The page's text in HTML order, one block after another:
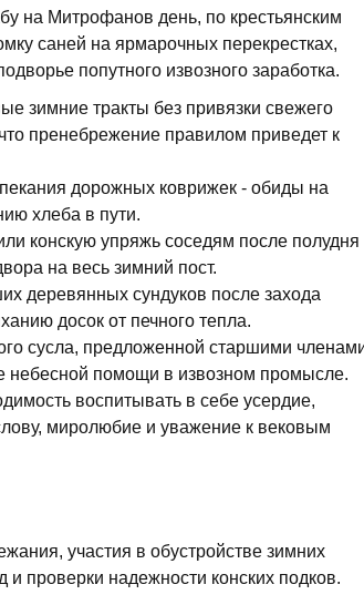
на Митрофанов день, по крестьянским
саней на ярмарочных перекрестках,
попутного извозного заработка.
зимние тракты без привязки свежего
пренебрежение правилом приведет к
дорожных коврижек - обиды на
хлеба в пути.
конскую упряжь соседям после полудня
на весь зимний пост.
деревянных сундуков после захода
досок от печного тепла.
сусла, предложенной старшими
небесной помощи в извозном промысле.
воспитывать в себе усердие,
миролюбие и уважение к вековым
участия в обустройстве зимних
проверки надежности конских подков.